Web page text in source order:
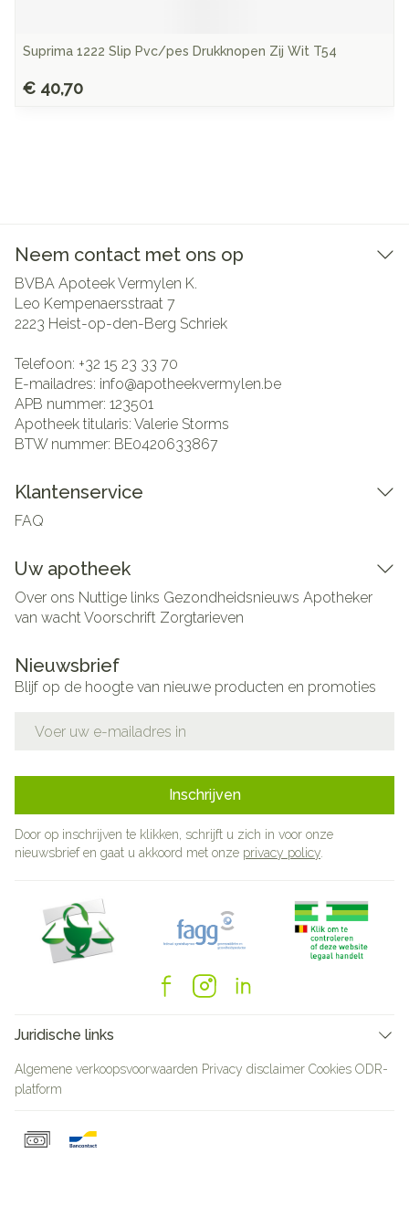
Suprima 1222 Slip Pvc/pes Drukknopen Zij Wit T54
€ 40,70
Neem contact met ons op
BVBA Apoteek Vermylen K.
Leo Kempenaersstraat 7
2223 Heist-op-den-Berg Schriek
Telefoon: +32 15 23 33 70
E-mailadres: info@apotheekvermylen.be
APB nummer: 123501
Apotheek titularis: Valerie Storms
BTW nummer: BE0420633867
Klantenservice
FAQ
Uw apotheek
Over ons Nuttige links Gezondheidsnieuws Apotheker
van wachtVoorschrift Zorgtarieven
Nieuwsbrief
Blijf op de hoogte van nieuwe producten en promoties
Inschrijven
Door op inschrijven te klikken, schrijft u zich in voor onze
nieuwsbrief en gaat u akkoord met onze privacy policy
Juridische links
Algemene verkoopsvoorwaarden Privacy disclaimer Cookies ODR-
platform